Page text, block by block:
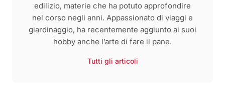
edilizio, materie che ha potuto approfondire
nel corso negli anni. Appassionato di viaggi e
giardinaggio, ha recentemente aggiunto ai suoi
hobby anche l’arte di fare il pane.
Tutti gli articoli